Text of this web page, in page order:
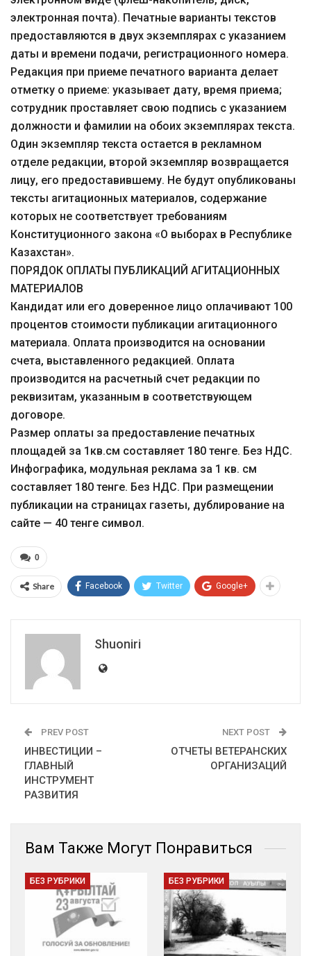
электронная почта). Печатные варианты текстов
предоставляются в двух экземплярах с указанием
даты и времени подачи, регистрационного номера.
Редакция при приеме печатного варианта делает
отметку о приеме: указывает дату, время приема;
сотрудник проставляет свою подпись с указанием
должности и фамилии на обоих экземплярах текста.
Один экземпляр текста остается в рекламном
отделе редакции, второй экземпляр возвращается
лицу, его предоставившему. Не будут опубликованы
тексты агитационных материалов, содержание
которых не соответствует требованиям
Конституционного закона «О выборах в Республике
Казахстан».
ПОРЯДОК ОПЛАТЫ ПУБЛИКАЦИЙ АГИТАЦИОННЫХ
МАТЕРИАЛОВ
Кандидат или его доверенное лицо оплачивают 100
процентов стоимости публикации агитационного
материала. Оплата производится на основании
счета, выставленного редакцией. Оплата
производится на расчетный счет редакции по
реквизитам, указанным в соответствующем
договоре.
Размер оплаты за предоставление печатных
площадей за 1кв.см составляет 180 тенге. Без НДС.
Инфографика, модульная реклама за 1 кв. см
составляет 180 тенге. Без НДС. При размещении
публикации на страницах газеты, дублирование на
сайте — 40 тенге символ.
0
Share Facebook Twitter Google+
Shuoniri
PREV POST
ИНВЕСТИЦИИ –
ГЛАВНЫЙ
ИНСТРУМЕНТ
РАЗВИТИЯ
NEXT POST
ОТЧЕТЫ ВЕТЕРАНСКИХ
ОРГАНИЗАЦИЙ
Вам Также Могут Понравиться
БЕЗ РУБРИКИ БЕЗ РУБРИКИ